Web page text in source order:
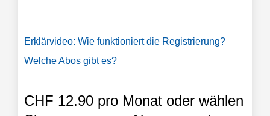
Erklärvideo: Wie funktioniert die Registrierung?
Welche Abos gibt es?
CHF 12.90 pro Monat oder wählen